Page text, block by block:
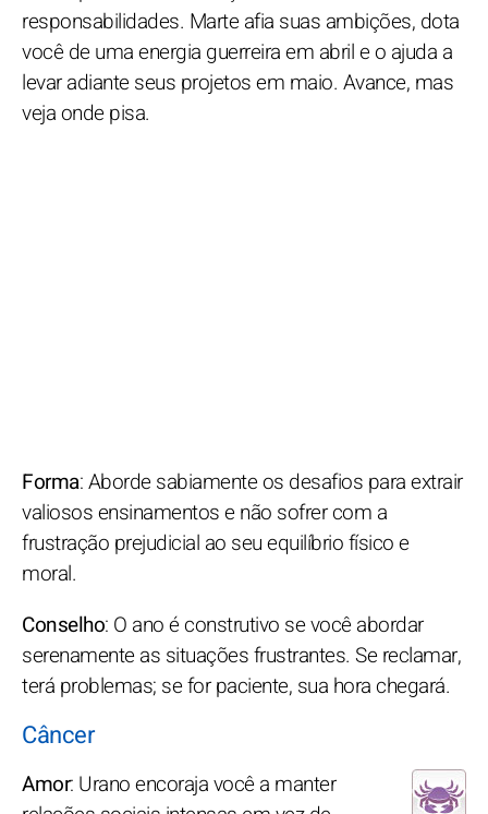
responsabilidades. Marte afia suas ambições, dota
você de uma energia guerreira em abril e o ajuda a
levar adiante seus projetos em maio. Avance, mas
veja onde pisa.
Forma: Aborde sabiamente os desafios para extrair
valiosos ensinamentos e não sofrer com a
frustração prejudicial ao seu equilíbrio físico e
moral.
Conselho: O ano é construtivo se você abordar
serenamente as situações frustrantes. Se reclamar,
terá problemas; se for paciente, sua hora chegará.
Câncer
Amor: Urano encoraja você a manter